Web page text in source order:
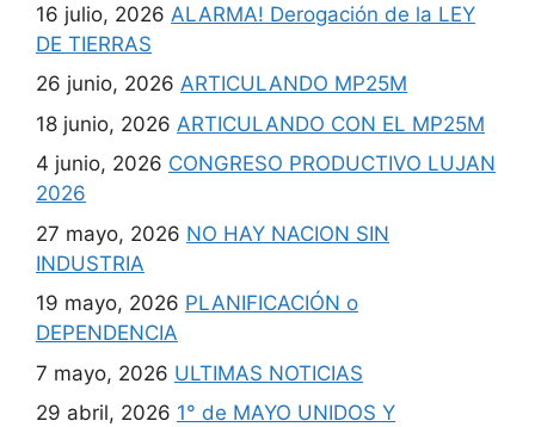
16 julio, 2026 ALARMA! Derogación de la LEY
DE TIERRAS
26 junio, 2026 ARTICULANDO MP25M
18 junio, 2026 ARTICULANDO CON EL MP25M
4 junio, 2026 CONGRESO PRODUCTIVO LUJAN
2026
27 mayo, 2026 NO HAY NACION SIN
INDUSTRIA
19 mayo, 2026 PLANIFICACIÓN o
DEPENDENCIA
7 mayo, 2026 ULTIMAS NOTICIAS
29 abril, 2026 1° de MAYO UNIDOS Y